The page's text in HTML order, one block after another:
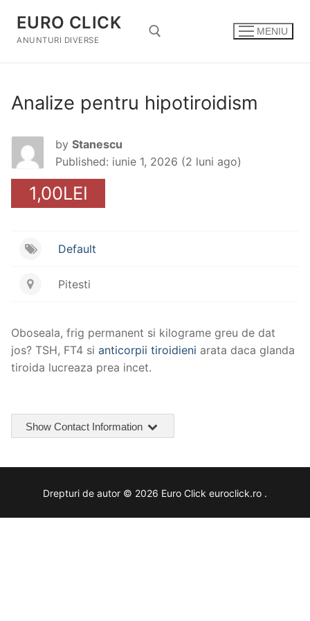
conținut
EURO CLICK
ANUNTURI DIVERSE
MENIU
Analize pentru hipotiroidism
by Stanescu
Published: iunie 1, 2026 (2 luni ago)
1,00LEI
Default
Pitesti
Oboseala, frig permanent si kilograme greu de dat
jos? TSH, FT4 si anticorpii tiroidieni arata daca glanda
tiroida lucreaza prea incet.
Show Contact Information
Drepturi de autor © 2026 Euro Click euroclick.ro .